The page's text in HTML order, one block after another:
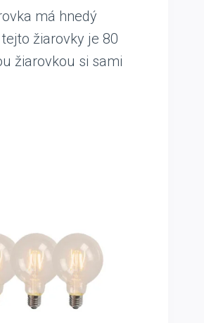
má hnedý
žiarovky je 80
žiarovkou si sami